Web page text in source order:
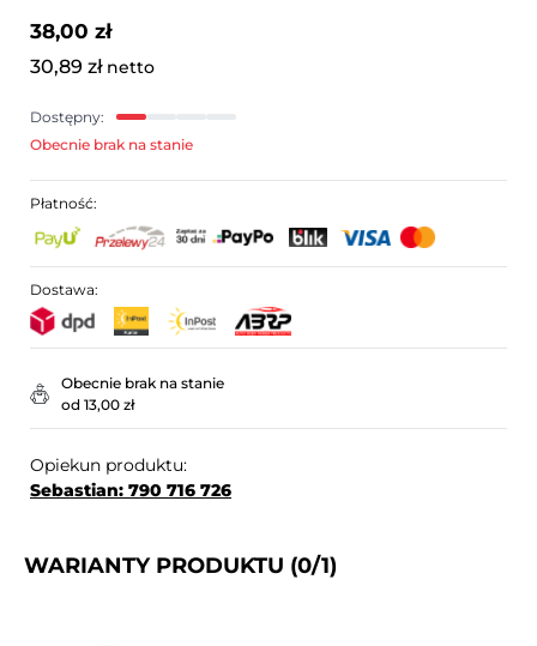
38,00 zł
30,89 zł netto
Dostępny:
Obecnie brak na stanie
Płatność:
Dostawa:
Obecnie brak na stanie
od 13,00 zł
Opiekun produktu:
Sebastian: 790 716 726
WARIANTY PRODUKTU (0/1)